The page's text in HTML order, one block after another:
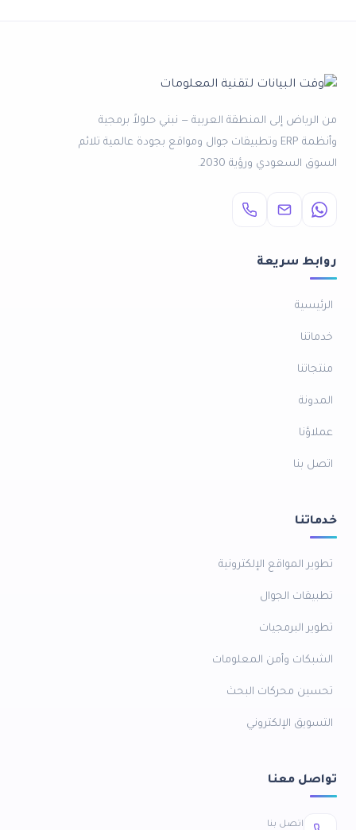
من الرياض إلى المنطقة العربية — نبني حلولاً برمجية
وأنظمة ERP وتطبيقات جوال ومواقع بجودة عالمية تلائم
السوق السعودي ورؤية 2030.
روابط سريعة
الرئيسية
خدماتنا
منتجاتنا
المدونة
عملاؤنا
اتصل بنا
خدماتنا
تطوير المواقع الإلكترونية
تطبيقات الجوال
تطوير البرمجيات
الشبكات وأمن المعلومات
تحسين محركات البحث
التسويق الإلكتروني
تواصل معنا
اتصل بنا